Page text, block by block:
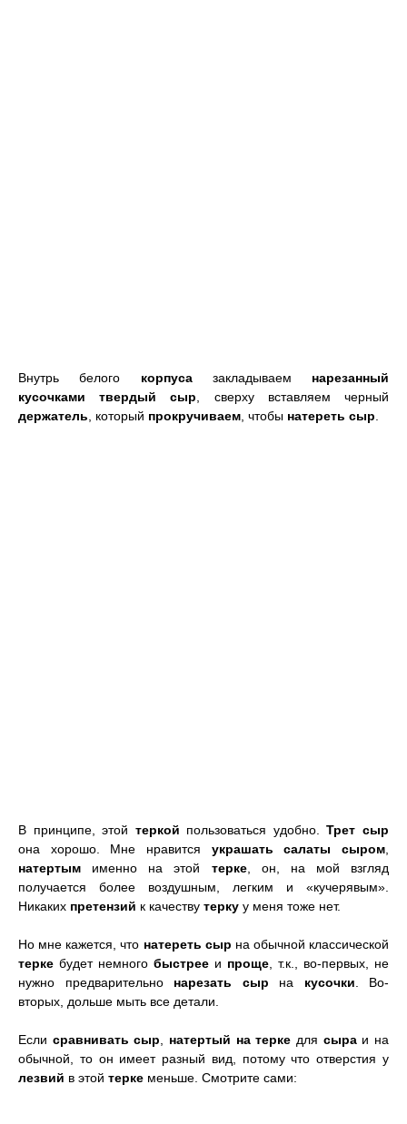
Внутрь белого корпусазакладываем нарезанный
кусочками твердый сыр, сверху вставляем черный
держатель, который прокручиваем, чтобы натереть сыр.
В принципе, этой теркой пользоваться удобно.Трет сыр
она хорошо. Мне нравится украшать салаты сыром,
натертым именно на этой терке, он, на мой взгляд
получается более воздушным, легким и «кучерявым».
Никаких претензий к качеству терку у меня тоже нет.
Но мне кажется, что натереть сыр на обычной классической
терке будет немного быстрее и проще, т.к., во-первых, не
нужно предварительно нарезать сыр на кусочки. Во-
вторых, дольше мыть все детали.
Если сравнивать сыр, натертый на терке для сыраи на
обычной, то он имеет разный вид, потому что отверстия у
лезвий в этой терке меньше. Смотрите сами: